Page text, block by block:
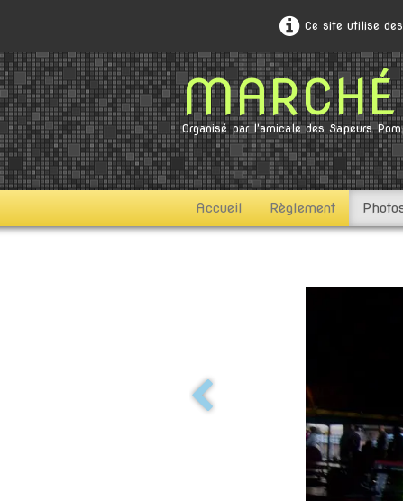
Ce site utilise
Organisé par l'amicale des Sapeurs
Accueil Règlement